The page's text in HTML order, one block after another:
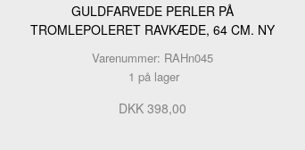
GULDFARVEDE PERLER PÅ
TROMLEPOLERET RAVKÆDE, 64 CM. NY
Varenummer: RAHn045
1 på lager
DKK 398,00